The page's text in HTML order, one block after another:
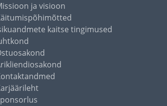
ja visioon
kaitse tingimused